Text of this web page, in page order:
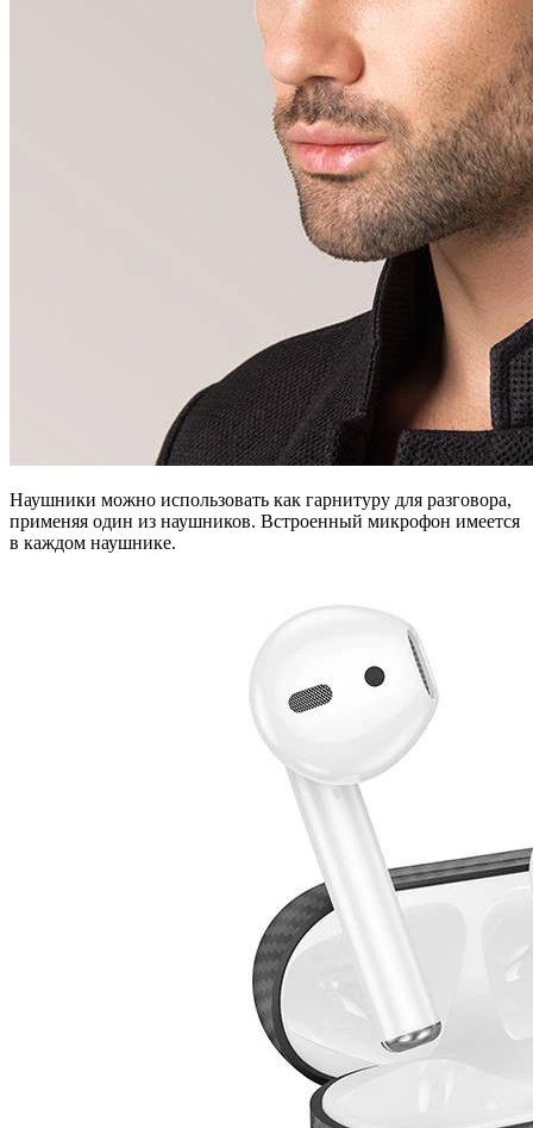
Наушники можно использовать как гарнитуру для разговора,
применяя один из наушников. Встроенный микрофон имеется
в каждом наушнике.